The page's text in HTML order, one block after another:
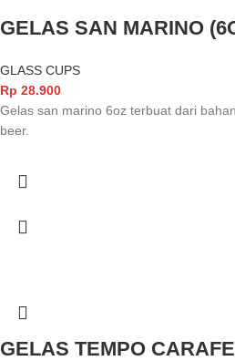
GELAS SAN MARINO
GLASS CUPS
Rp 28.900
Gelas san marino 6oz terbuat dari
beer.
GELAS TEMPO